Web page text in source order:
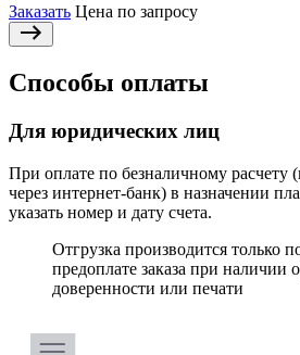
Заказать Цена по запросу
Способы оплаты
Для юридических лиц
При оплате по безналичному расчету
через интернет-банк) в назначении
указать номер и дату счета.
Отгрузка производится только
предоплате заказа при наличии
доверенности или печати